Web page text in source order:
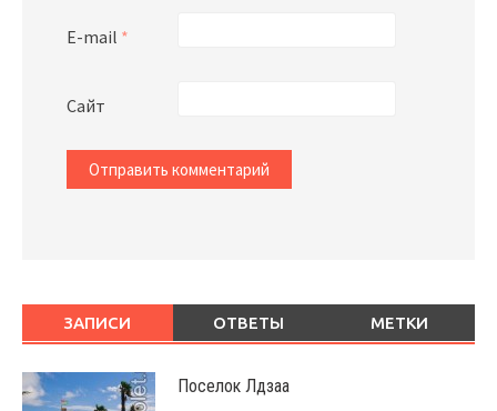
E-mail *
Сайт
ЗАПИСИ ОТВЕТЫ МЕТКИ
Поселок Лдзаа